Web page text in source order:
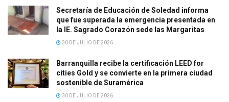
Secretaría de Educación de Soledad informa
que fue superada la emergencia presentada en
la IE. Sagrado Corazón sede las Margaritas
30 DE JULIO DE 2026
Barranquilla recibe la certificación LEED for
cities Gold y se convierte en la primera ciudad
sostenible de Suramérica
30 DE JULIO DE 2026